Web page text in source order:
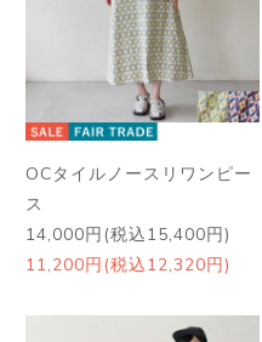
OCタイルノースリワンピー
ス
14,000円(税込15,400円)
11,200円(税込12,320円)